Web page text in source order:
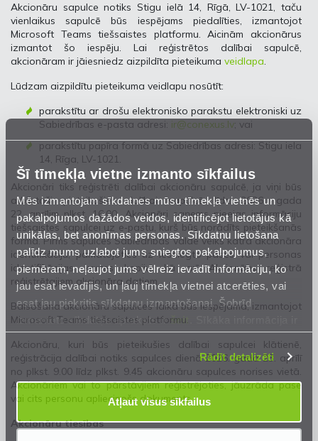
Šī tīmekļa vietne izmanto sīkfailus
Mēs izmantojam sīkdatnes mūsu tīmekļa vietnēs un
pakalpojumos dažādos veidos, identificējot lietotājus kā
unikālas, bet anonīmas personas. Sīkdatņu lietošana
palīdz mums uzlabot jums sniegtos pakalpojumus,
piemēram, neļaujot jums vēlreiz ievadīt informāciju, ko
jau esat ievadījis, un ļauj tīmekļa vietnei atcerēties, vai
esat jau piekritis sīkdatņu izmantošanai. Šobrīd
izmantoto sīkdatņu apraksts iršeit
mūsuPrivātuma atrunā.
Rādīt detalizēti
Atļaut visus sīkfailus
Akcionāru sapulce notiks Stigu ielā 14, Rīgā, LV-1021, taču
vienlaikus sapulcē būs iespējams piedalīties, izmantojot
Microsoft Teams tiešsaistes platformu. Aicinām akcionārus
izmantot šo iespēju. Lai reģistrētos dalībai sapulcē,
akcionāram ir jāiesniedz aizpildīta pieteikuma veidlapa.
Lūdzam aizpildītu pieteikuma veidlapu nosūtīt:
parakstītu ar drošu elektronisko parakstu elektroniski uz
Sabiedrības e-pasta adresi: ir@conexus.lv; vai
parakstītu papīra formā uz Sabiedrības adresi: Stigu iela
14, Rīga, LV-1021.
Akcionāri tiks reģistrēti dalībai akcionāru sapulcē, ja viņi būs
atbilstoši pieteikušies dalībai sapulcē līdz 2026. gada
22. aprīlim plkst. 16.00. Akcionāri saņems pieejas informāciju
tiešsaistes sapulcei uz e‑pastu, kurš būs norādīts pieteikšanās
formā. Pirms sapulces Sabiedrības valde veiks katra akcionāra
identifikāciju, pamatojoties uz iesniegto pases vai personas
identifikācijas kartes kopiju, kā arī Akcionāru reģistrā
reģistrētajiem akcionāra datiem.
Balsošana akcionāru sapulces laikā būs iespējama, izmantojot
Microsoft Teams tiešsaistes platformu.
Akcionāru, kuri būs pieteikušies dalībai sapulcei klātienē,
reģistrācija dalībai notiks sapulces dienā 2026. gada 23. aprīlī
no plkst. 9.00 līdz plkst. 9.45 akcionāru sapulces norises vietā.
Akcionāriem vai to pārstāvjiem reģistrējoties, jāuzrāda pase
vai cits personu apliecinošs dokuments.
Akcionāru tiesības